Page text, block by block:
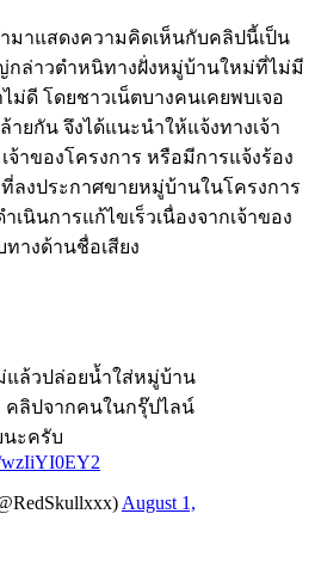
มาแสดงความคิดเห็นกับคลิปนี้เป็น
กล่าวตำหนิทางฝั่งหมู่บ้านใหม่ที่ไม่มี
ม่ดี โดยชาวเน็ตบางคนเคยพบเจอ
ยกัน จึงได้แนะนำให้แจ้งทางเจ้า
าของโครงการ หรือมีการแจ้งร้อง
ที่ลงประกาศขายหมู่บ้านในโครงการ
เนินการแก้ไขเร็วเนื่องจากเจ้าของ
างด้านชื่อเสียง
ล้วปล่อยน้ำใส่หมู่บ้าน
คลิปจากคนในกรุ๊ปไลน์
ะครับ
wzIiYI0EY2
August 1,